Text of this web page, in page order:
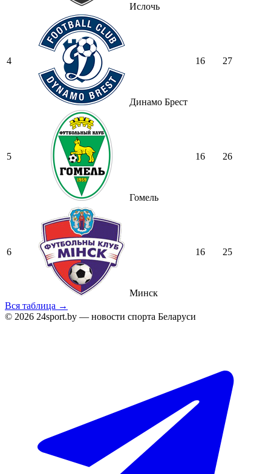
Ислочь
4
Динамо Брест
16 27
5
Гомель
16 26
6
Минск
16 25
Вся таблица →
© 2026 24sport.by — новости спорта Беларуси